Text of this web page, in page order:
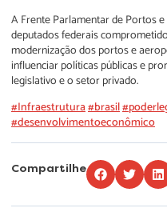
A Frente Parlamentar de Portos
deputados federais
modernização dos portos e
influenciar políticas públicas e
legislativo e o setor privado.
#Infraestrutura#brasil
#desenvolvimentoeconômico
Compartilhe